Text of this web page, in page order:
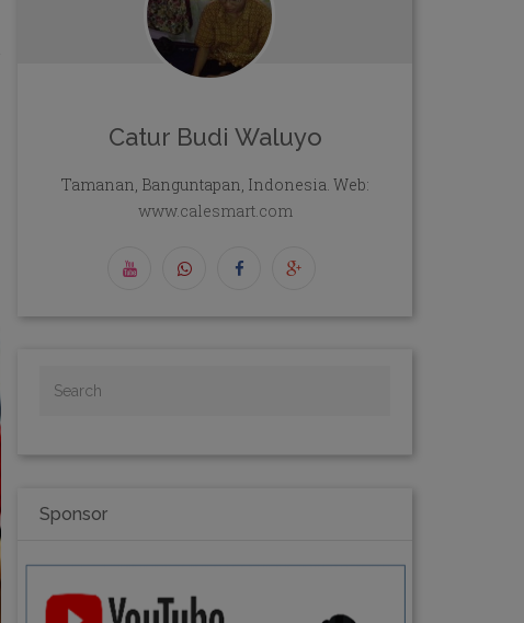
Catur Budi Waluyo
Tamanan, Banguntapan, Indonesia. Web:
www.calesmart.com
Sponsor